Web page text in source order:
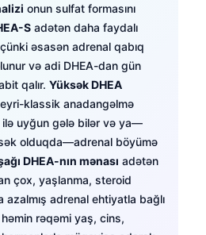
onun sulfat formasını
S adətən daha faydalı
əsasən adrenal qabıq
və adi DHEA-dan gün
qalır. Yüksək DHEA
klassik anadangəlmə
uyğun gələ bilər və ya—
olduqda—adrenal böyümə
DHEA-nın mənası adətən
çox, yaşlanma, steroid
adrenal ehtiyatla bağlı
rəqəmi yaş, cins,